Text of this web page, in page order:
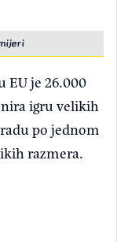
EU je 26.000
igru velikih
po jednom
razmera.